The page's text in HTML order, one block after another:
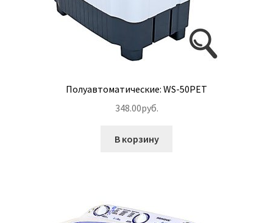
Полуавтоматические: WS-50PET
348.00руб.
В корзину